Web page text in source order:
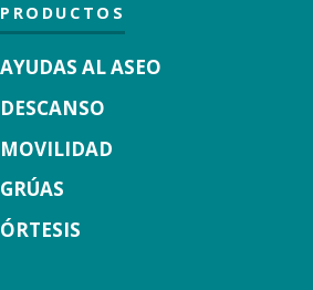
PRODUCTOS
AYUDAS AL ASEO
DESCANSO
MOVILIDAD
GRÚAS
ÓRTESIS